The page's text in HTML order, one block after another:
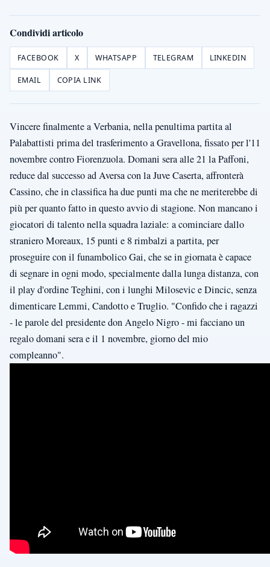
Condividi articolo
FACEBOOK X WHATSAPP TELEGRAM LINKEDIN
EMAIL COPIA LINK
Vincere finalmente a Verbania, nella penultima partita al
Palabattisti prima del trasferimento a Gravellona, fissato per l'11
novembre contro Fiorenzuola. Domani sera alle 21 la Paffoni,
reduce dal successo ad Aversa con la Juve Caserta, affronterà
Cassino, che in classifica ha due punti ma che ne meriterebbe di
più per quanto fatto in questo avvio di stagione. Non mancano i
giocatori di talento nella squadra laziale: a cominciare dallo
straniero Moreaux, 15 punti e 8 rimbalzi a partita, per
proseguire con il funambolico Gai, che se in giornata è capace
di segnare in ogni modo, specialmente dalla lunga distanza, con
il play d'ordine Teghini, con i lunghi Milosevic e Dincic, senza
dimenticare Lemmi, Candotto e Truglio. "Confido che i ragazzi
- le parole del presidente don Angelo Nigro - mi facciano un
regalo domani sera e il 1 novembre, giorno del mio
compleanno".